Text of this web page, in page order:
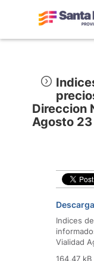
Direccion
Agosto 23
Indices
Vialidad
164,47 kB